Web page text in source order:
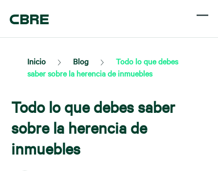
Inicio Blog
Todo lo que debes
saber sobre la herencia de inmuebles
Todo lo que debes saber
sobre la herencia de
inmuebles